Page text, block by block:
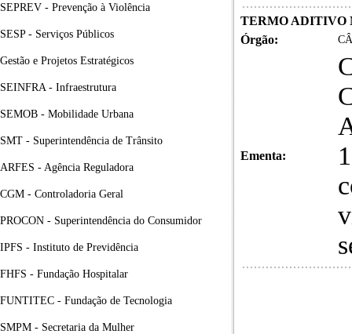
SEPREV - Prevenção à Violência
SESP - Serviços Públicos
Gestão e Projetos Estratégicos
SEINFRA - Infraestrutura
SEMOB - Mobilidade Urbana
SMT - Superintendência de Trânsito
ARFES - Agência Reguladora
CGM - Controladoria Geral
PROCON - Superintendência do Consumidor
IPFS - Instituto de Previdência
FHFS - Fundação Hospitalar
FUNTITEC - Fundação de Tecnologia
SMPM - Secretaria da Mulher
TERMO ADITIVO
Órgão:
Ementa: